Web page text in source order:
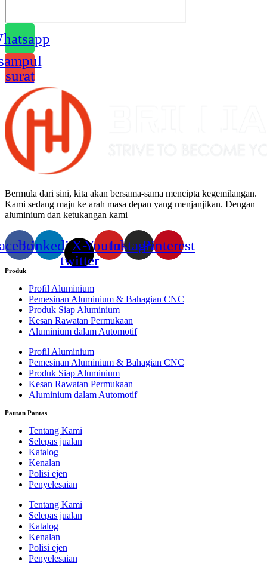
surat
Bermula dari sini, kita akan bersama-sama mencipta kegemilangan.
Kami sedang maju ke arah masa depan yang menjanjikan. Dengan
aluminium dan ketukangan kami
LinkedinX-
twitter
YoutubeInstagramPinterest
Produk
Profil Aluminium
Pemesinan Aluminium & Bahagian CNC
Produk Siap Aluminium
Kesan Rawatan Permukaan
Aluminium dalam Automotif
Profil Aluminium
Pemesinan Aluminium & Bahagian CNC
Produk Siap Aluminium
Kesan Rawatan Permukaan
Aluminium dalam Automotif
Pautan Pantas
Tentang Kami
Selepas jualan
Katalog
Kenalan
Polisi ejen
Penyelesaian
Tentang Kami
Selepas jualan
Katalog
Kenalan
Polisi ejen
Penyelesaian